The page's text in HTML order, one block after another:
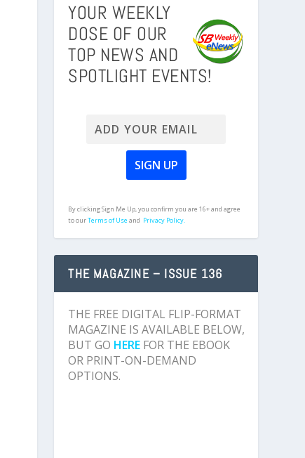
YOUR WEEKLY
DOSE OF OUR
TOP NEWS AND
SPOTLIGHT EVENTS!
By clicking Sign Me Up, you confirm you are 16+ and agree
to ourTerms of Useand Privacy Policy.
THE MAGAZINE – ISSUE 136
THE FREE DIGITAL FLIP-FORMAT
MAGAZINE IS AVAILABLE BELOW,
BUT GO HERE FOR THE EBOOK
OR PRINT-ON-DEMAND
OPTIONS.